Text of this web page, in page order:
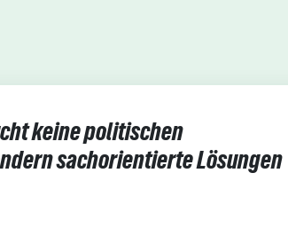
keine politischen
sachorientierte Lösungen